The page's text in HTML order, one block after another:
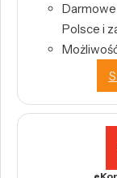
Polsce i